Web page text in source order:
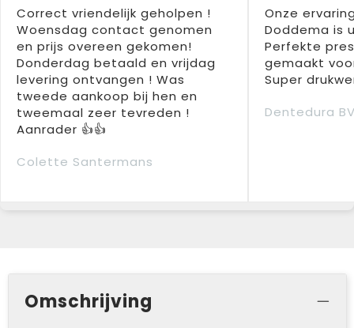
Correct vriendelijk geholpen !
Woensdag contact genomen
en prijs overeen gekomen!
Donderdag betaald en vrijdag
levering ontvangen ! Was
tweede aankoop bij hen en
tweemaal zeer tevreden !
Aanrader 👍👍
Colette Santermans
Onze
Doddema is
Perfekte
gemaakt
Super
Dentedura
Omschrijving